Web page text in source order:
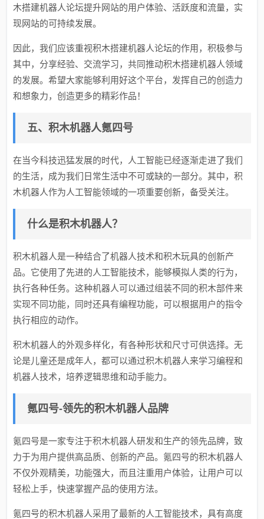
木搭建机器人论坛提升网站的用户体验、活跃度和流量，实
现网站的可持续发展。
因此，我们应该重视积木搭建机器人论坛的作用，积极参与
其中，分享经验、交流学习，共同推动积木搭建机器人领域
的发展。希望大家能够利用好这个平台，发挥自己的创造力
和想象力，创造更多的精彩作品！
五、积木机器人氪四号
在当今科技迅猛发展的时代，人工智能已经逐渐走进了我们
的生活，成为我们日常生活中不可或缺的一部分。其中，积
木机器人作为人工智能领域的一项重要创新，备受关注。
什么是积木机器人？
积木机器人是一种结合了机器人技术和积木玩具的创新产
品。它使用了先进的人工智能技术，能够模拟人类的行为，
执行各种任务。这种机器人可以通过组装不同的积木部件来
实现不同功能，同时还具有编程功能，可以根据用户的指令
执行相应的动作。
积木机器人的外观多样化，有各种形状和尺寸可供选择。无
论是儿童还是成年人，都可以通过积木机器人来学习编程和
机器人技术，培养逻辑思维和动手能力。
氪四号-领先的积木机器人品牌
氪四号是一家专注于积木机器人研发和生产的领先品牌，致
力于为用户提供高品质、创新的产品。氪四号的积木机器人
不仅外观精美，功能强大，而且注重用户体验，让用户可以
轻松上手，快速掌握产品的使用方法。
氪四号的积木机器人采用了最新的人工智能技术，具有高度